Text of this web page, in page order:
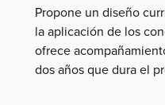
Propone un diseño
la aplicación de los
ofrece
dos años que dura el